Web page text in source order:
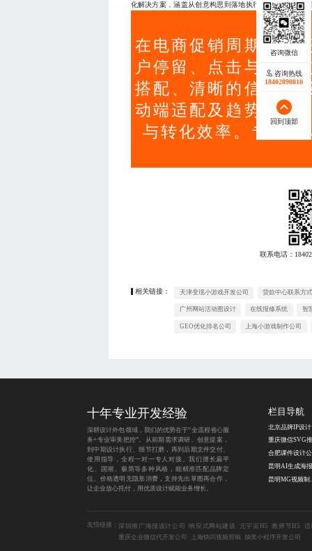
化解决方案，涵盖从创意构思到落地执行的全流程支持
在电商促销周期中，
户停留、点击与转化
搭配、清晰的信息层
动端适配及趋势洞察
与转化效率。专业
联系电话：
相关链接： 天津变现小游戏开发公司 贷款中心联系方
广州网站活动图设计 在线报修系统 智
GEO优化排名公司 上海小游戏制作公司
咨询热线
18402890810
回到顶部
十年专业开发经验
深耕设计外包领域，我们的优势在于“全流程省心服
务+专业审美把控”。从前期需求调研、创意提案，
到中期设计执行、细节打磨，再到后期文件交付、
使用指导，全程一对一专人对接。我们擅长扁平
化、国潮、极简等多种风格，能精准匹配品牌定
位。价格透明无隐形消费，支持先出草图再合作，
让企业放心托付，用优质设计赋能业务增长。
栏目导航
北京品牌IP设计
合肥课件设计
昆
友情链接： 深圳推广海报设计公司 响应式网站建设 元宇宙H5 教师节H5
活
重庆企业微信代开发公司
上海快闪视频剪辑 抽奖小程序开发公司